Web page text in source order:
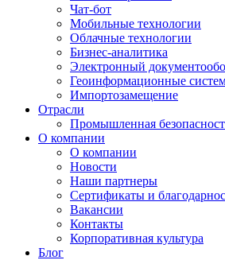
Чат-бот
Мобильные технологии
Облачные технологии
Бизнес-аналитика
Электронный
Геоинформационные
Импортозамещение
Отрасли
Промышленная
О компании
О компании
Новости
Наши партнеры
Сертификаты и
Вакансии
Контакты
Корпоративная культура
Блог